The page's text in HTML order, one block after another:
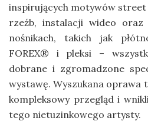
inspirujących motywów
rzeźb, instalacji wideo
nośnikach, takich jak
FOREX® i pleksi –
dobrane i zgromadzone
wystawę. Wyszukana
kompleksowy przegląd i
tego nietuzinkowego artysty.